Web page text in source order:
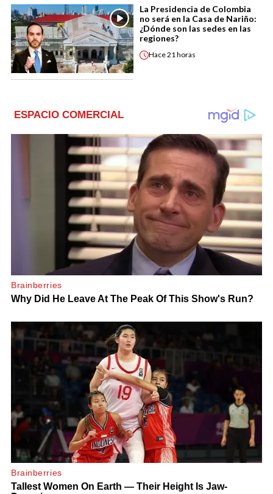
La Presidencia de Colombia
no será en la Casa de Nariño:
¿Dónde son las sedes en las
regiones?
Hace21 horas